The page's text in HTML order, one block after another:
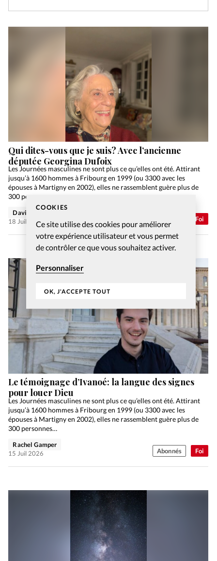
COOKIES
Ce site utilise des cookies pour améliorer
votre expérience utilisateur et vous permet
de contrôler ce que vous souhaitez activer.
Personnaliser
OK, J'ACCEPTE TOUT
Foi
Qui dites-vous que je suis? Avec l’ancienne
députée Georgina Dufoix
Les Journées masculines ne sont plus ce qu’elles ont été. Attirant
jusqu’à 1600 hommes à Fribourg en 1999 (ou 3300 avec les
épouses à Martigny en 2002), elles ne rassemblent guère plus de
300 personnes…
David Métreau
18 Juil 2026
Foi
Le témoignage d’Ivanoé: la langue des signes
pour louer Dieu
Les Journées masculines ne sont plus ce qu’elles ont été. Attirant
jusqu’à 1600 hommes à Fribourg en 1999 (ou 3300 avec les
épouses à Martigny en 2002), elles ne rassemblent guère plus de
300 personnes…
Rachel Gamper
15 Juil 2026
Abonnés